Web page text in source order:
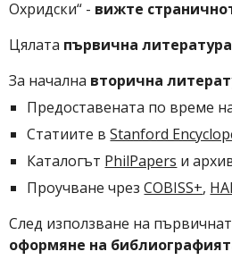
Охридски“ - вижте
Цялата първична литература
За начална вторична
Предоставената по време
Статиите в Stanford
Каталогът PhilPapers и
Проучване чрез COBISS+,
След използване на
оформяне на